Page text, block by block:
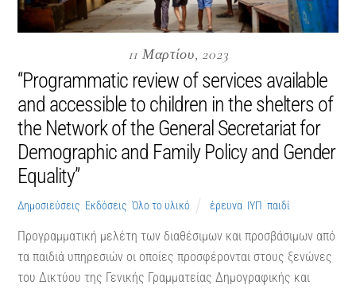
11 Μαρτίου, 2023
“Programmatic review of services available
and accessible to children in the shelters of
the Network of the General Secretariat for
Demographic and Family Policy and Gender
Equality”
Δημοσιεύσεις Εκδόσεις ,Όλο το υλικό έρευνα, ΙΥΠ παιδί
Προγραμματική μελέτη των διαθέσιμων και προσβάσιμων από
τα παιδιά υπηρεσιών οι οποίες προσφέρονται στους ξενώνες
του Δικτύου της Γενικής Γραμματείας Δημογραφικής και